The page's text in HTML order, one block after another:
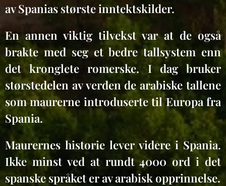
av Spanias største inntektskilder.
En annen viktig tilvekst var at de også
brakte med seg et bedre tallsystem enn
det kronglete romerske. I dag bruker
størstedelen av verden de arabiske tallene
som maurerne introduserte til Europa fra
Spania.
Maurernes historie lever videre i Spania.
Ikke minst ved at rundt 4000 ord i det
spanske språket er av arabisk opprinnelse.